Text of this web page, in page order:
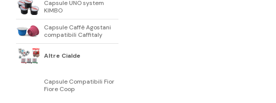
Capsule UNO system
KIMBO
Capsule Caffè Agostani
compatibili Caffitaly
Altre Cialde
Capsule Compatibili Fior
Fiore Coop